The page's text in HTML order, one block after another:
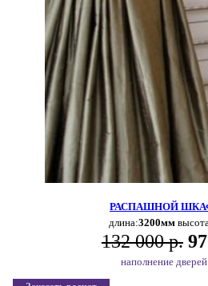
РАСПАШНОЙ
длина:3200мм
132 000 р.
наполнение